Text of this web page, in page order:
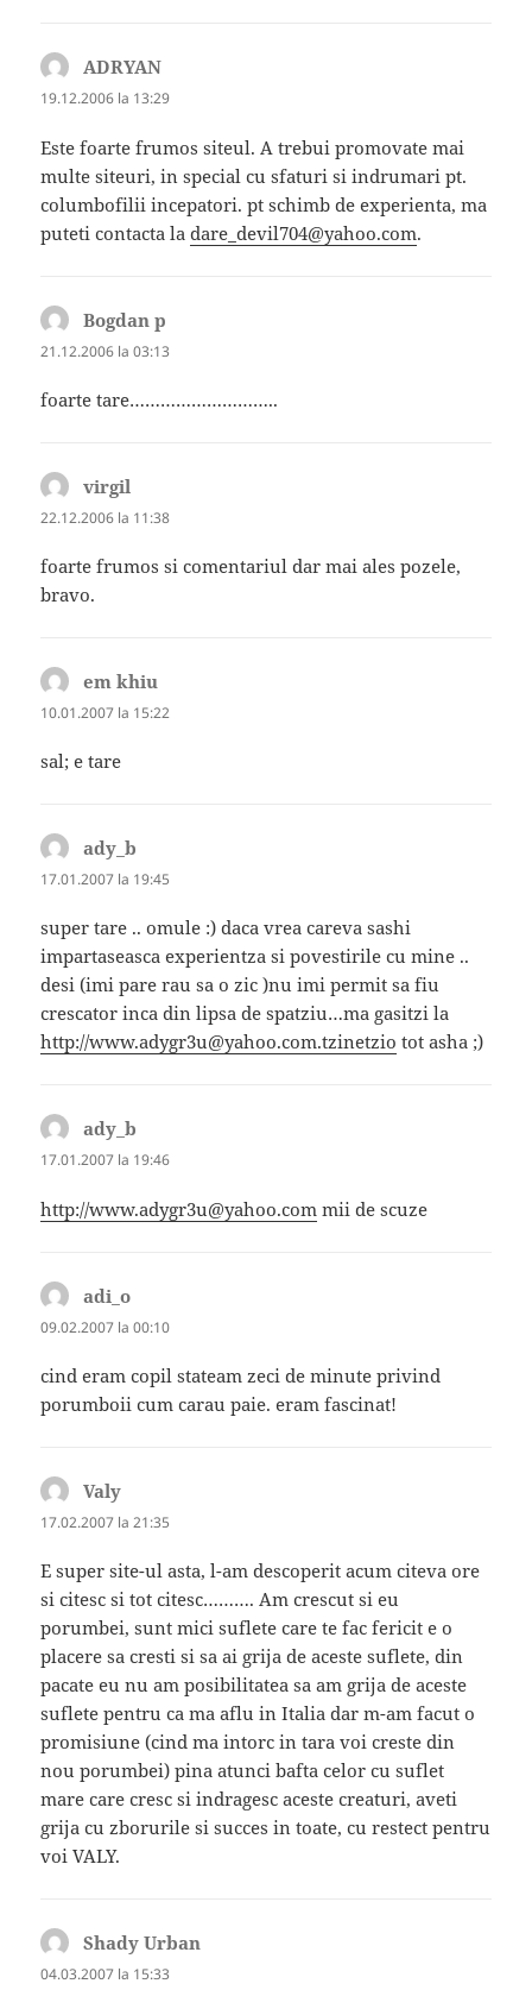
ADRYAN
19.12.2006 la 13:29
Este foarte frumos siteul. A trebui promovate mai
multe siteuri, in special cu sfaturi si indrumari pt.
columbofilii incepatori. pt schimb de experienta, ma
puteti contacta ladare_devil704@yahoo.com.
Bogdan p
21.12.2006 la 03:13
foarte tare………………………..
virgil
22.12.2006 la 11:38
foarte frumos si comentariul dar mai ales pozele,
bravo.
em khiu
10.01.2007 la 15:22
sal; e tare
ady_b
17.01.2007 la 19:45
super tare .. omule :) daca vrea careva sashi
impartaseasca experientza si povestirile cu mine ..
desi (imi pare rau sa o zic )nu imi permit sa fiu
crescator inca din lipsa de spatziu…ma gasitzi la
http://www.adygr3u@yahoo.com.tzinetzio tot asha ;)
ady_b
17.01.2007 la 19:46
http://www.adygr3u@yahoo.com mii de scuze
adi_o
09.02.2007 la 00:10
cind eram copil stateam zeci de minute privind
porumboii cum carau paie. eram fascinat!
Valy
17.02.2007 la 21:35
E super site-ul asta, l-am descoperit acum citeva ore
si citesc si tot citesc………. Am crescut si eu
porumbei, sunt mici suflete care te fac fericit e o
placere sa cresti si sa ai grija de aceste suflete, din
pacate eu nu am posibilitatea sa am grija de aceste
suflete pentru ca ma aflu in Italia dar m-am facut o
promisiune (cind ma intorc in tara voi creste din
nou porumbei) pina atunci bafta celor cu suflet
mare care cresc si indragesc aceste creaturi, aveti
grija cu zborurile si succes in toate, cu restect pentru
voi VALY.
Shady Urban
04.03.2007 la 15:33